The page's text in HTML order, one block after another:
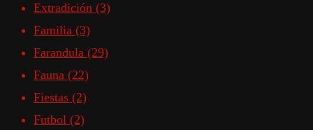
Extradición (3)
Familia (3)
Farandula (29)
Fauna (22)
Fiestas (2)
Futbol (2)